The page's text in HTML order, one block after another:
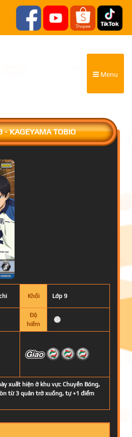
Menu
- KAGEYAMA TOBIO
Khối Lớp 9
Độ
hiếm
xuất hiện ở khu vực Chuyền Bóng,
từ 3 quân trở xuống, tự +1 điểm